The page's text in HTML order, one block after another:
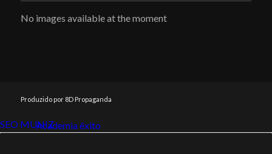
No images available at the moment
Produzido por 8D Propaganda
SEO MUNIZ
Link112Academia êxito